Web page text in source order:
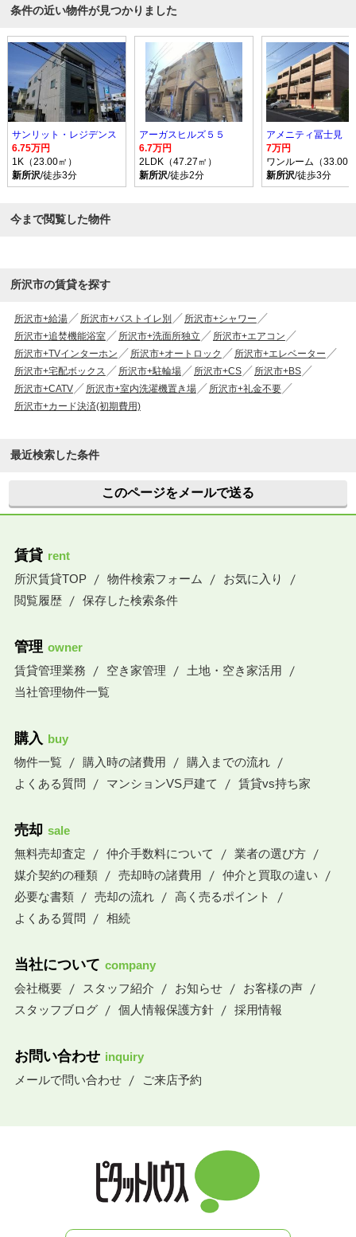
条件の近い物件が見つかりました
サンリット・レジデンス
6.75万円
1K（23.00㎡）
新所沢/徒歩3分
アーガスヒルズ５５
6.7万円
2LDK（47.27㎡）
新所沢/徒歩2分
アメニティ冨士見
7万円
ワンルーム（33.00
新所沢/徒歩3分
今まで閲覧した物件
所沢市の賃貸を探す
所沢市+給湯 所沢市+バストイレ別
所沢市+シャワー
所沢市+追焚機能浴室
所沢市+洗面所独立
所沢市+エアコン
所沢市+TVインターホン
所沢市+オートロック
所沢市+エレベーター
所沢市+宅配ボックス
所沢市+駐輪場 所沢市+CS
所沢市+BS
所沢市+CATV
所沢市+室内洗濯機置き場
所沢市+礼金不要
所沢市+カード決済(初期費用)
最近検索した条件
このページをメールで送る
賃貸 rent
所沢賃貸TOP
物件検索フォーム
お気に入り
閲覧履歴
保存した検索条件
管理 owner
賃貸管理業務
空き家管理
土地・空き家活用
当社管理物件一覧
購入 buy
物件一覧
購入時の諸費用
購入までの流れ
よくある質問
マンションVS戸建て 賃貸vs持ち家
売却 sale
無料売却査定
仲介手数料について
業者の選び方
媒介契約の種類
売却時の諸費用
仲介と買取の違い
必要な書類
売却の流れ
高く売るポイント
よくある質問
相続
当社について company
会社概要
スタッフ紹介 お知らせ
お客様の声
スタッフブログ
個人情報保護方針 採用情報
お問い合わせ inquiry
メールで問い合わせ
ご来店予約